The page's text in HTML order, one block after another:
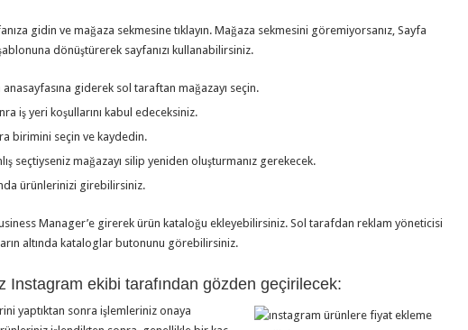
gidin ve mağaza sekmesine tıklayın. Mağaza sekmesini göremiyorsanız, Sayfa
dönüştürerek sayfanızı kullanabilirsiniz.
anasayfasına giderek sol taraftan mağazayı seçin.
iş yeri koşullarını kabul edeceksiniz.
birimini seçin ve kaydedin.
seçtiyseniz mağazayı silip yeniden oluşturmanız gerekecek.
ürünlerinizi girebilirsiniz.
Manager’e girerek ürün kataloğu ekleyebilirsiniz. Sol tarafdan reklam yöneticisi
altında kataloglar butonunu görebilirsiniz.
Instagram ekibi tarafından gözden geçirilecek:
yaptıktan sonra işlemleriniz onaya